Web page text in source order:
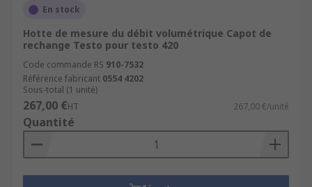
En stock
Hotte de mesure du débit volumétrique Capot de
rechange Testo pour testo 420
Code commande RS 910-7532
Référence fabricant 0554 4202
Sous-total (1 unité)
267,00 €HT 267,00 €/unité
Quantité